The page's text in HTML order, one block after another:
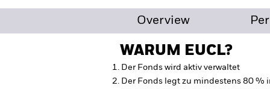
Overview
WARUM EUCL?
Der Fonds wird aktiv verwaltet
Der Fonds legt zu mindestens 80 %